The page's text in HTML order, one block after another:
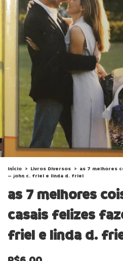
Início > Livros Diversos > as 7 melhores
– john c. friel e linda d. friel
as 7 melhores
casais felizes
friel e linda d.